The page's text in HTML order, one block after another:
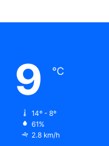
9 ℃
14º - 8º
61%
2.8 km/h